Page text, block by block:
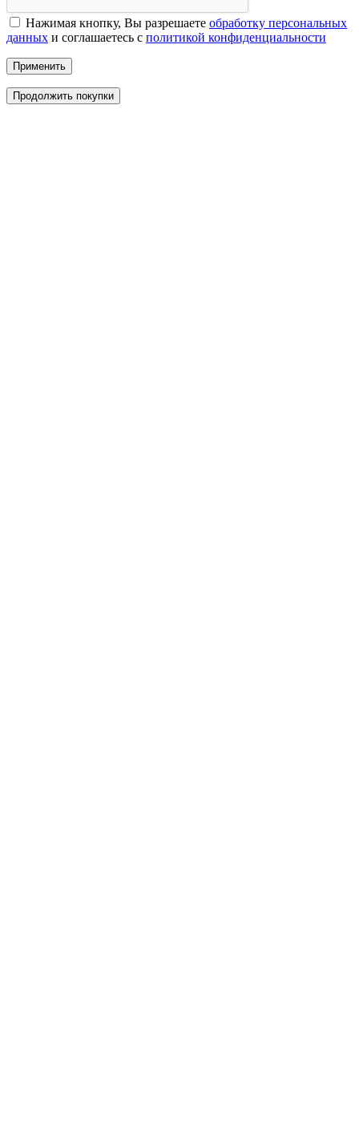
Нажимая кнопку, Вы разрешаете обработку персональных
данных и соглашаетесь с политикой конфиденциальности
Применить
Продолжить покупки